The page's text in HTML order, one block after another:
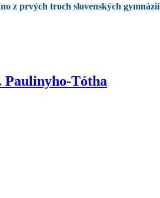
z prvých troch slovenských gymnázií
Paulinyho-Tótha